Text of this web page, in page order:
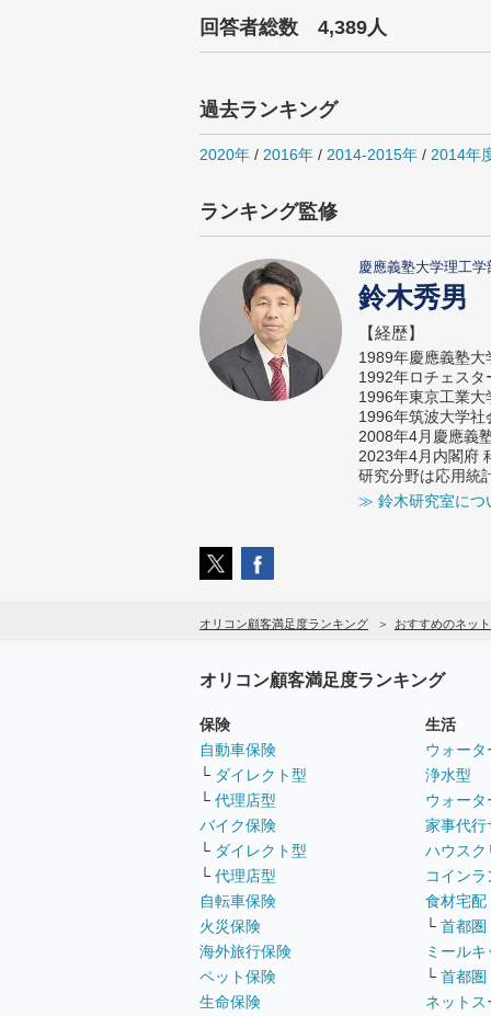
回答者総数 4,389人
過去ランキング
2020年 / 2016年 / 2014-2015年 / 2014年
ランキング監修
慶應義塾大学理工
鈴木秀男
【経歴】
1989年慶應義塾
1992年ロチェス
1996年東京工業
1996年筑波大学
2008年4月慶應義
2023年4月内閣府
研究分野は応用統
≫ 鈴木研究室につ
オリコン顧客満足度ランキング おすすめのネッ
オリコン顧客満足度ランキング
保険
自動車保険
└ ダイレクト型
└ 代理店型
バイク保険
└ ダイレクト型
└ 代理店型
自転車保険
火災保険
海外旅行保険
ペット保険
生命保険
生活
ウォー
浄水型
ウォー
家事代行
ハウスク
コイン
食材宅配
└ 首都圏
ミールキ
└ 首都圏
ネットス